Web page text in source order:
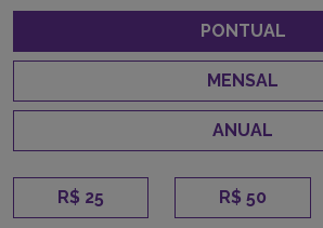
PONTUAL
MENSAL
ANUAL
R$ 25 R$ 50